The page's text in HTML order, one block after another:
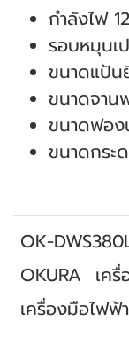
กำลังไฟ
รอบหมุนเ
ขนาดแป้
ขนาดจา
ขนาดฟอง
ขนาดกระ
OK-
OKURA เค
เครื่องมือไฟฟ้า